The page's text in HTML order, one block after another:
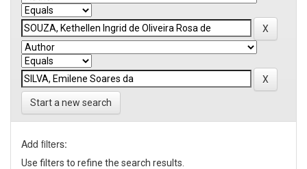
Start a new search
Add filters:
Use filters to refine the search results.